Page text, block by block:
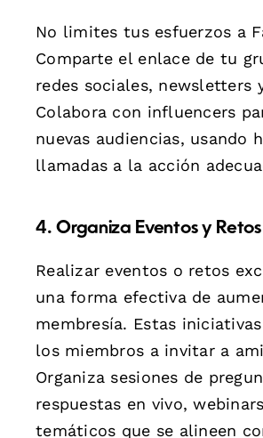
No limites tus esfuerzos a
Comparte el enlace de tu
redes sociales, newsletters
Colabora con influencers
nuevas audiencias, usando
llamadas a la acción
4. Organiza Eventos y Retos
Realizar eventos o retos
una forma efectiva de
membresía. Estas
los miembros a invitar a
Organiza sesiones de
respuestas en vivo,
temáticos que se alineen